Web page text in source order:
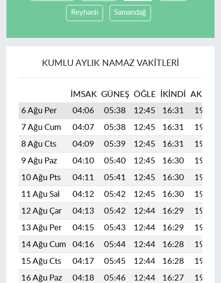
Reyhanlı Samandağ
KUMLU AYLIK NAMAZ VAKITLERI
İMSAK GÜNEŞ ÖĞLE İKINDI
AKŞAM
6 Ağu Per
04:06 05:38 12:45 16:31
19:43
7 Ağu Cum
04:07 05:38 12:45 16:31
19:42
8 Ağu Cts
04:09 05:39 12:45 16:31
19:41
9 Ağu Paz
04:10 05:40 12:45 16:30
19:40
10 Ağu Pts
04:11 05:41 12:45 16:30
19:39
11 Ağu Sal
04:12 05:42 12:45 16:30
19:37
12 Ağu Çar
04:13 05:42 12:44 16:29
19:36
13 Ağu Per
04:15 05:43 12:44 16:29
19:35
14 Ağu Cum
04:16 05:44 12:44 16:28
19:34
15 Ağu Cts
04:17 05:45 12:44 16:28
19:33
16 Ağu Paz
04:18 05:46 12:44 16:27
19:32